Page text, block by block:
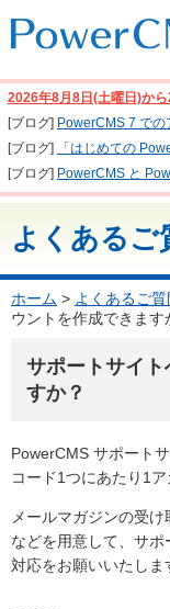
2026年8月8日(土曜日)か
[ブログ] PowerCMS 7 で
[ブログ]
「はじめての
[ブログ] PowerCMS と
よくあるご
ホーム > よくあるご質
ウントを作成できます
サポートサイ
すか？
PowerCMS サポート
コード1つにあたり1ア
メールマガジンの受
などを用意して、サ
対応をお願いいたしま